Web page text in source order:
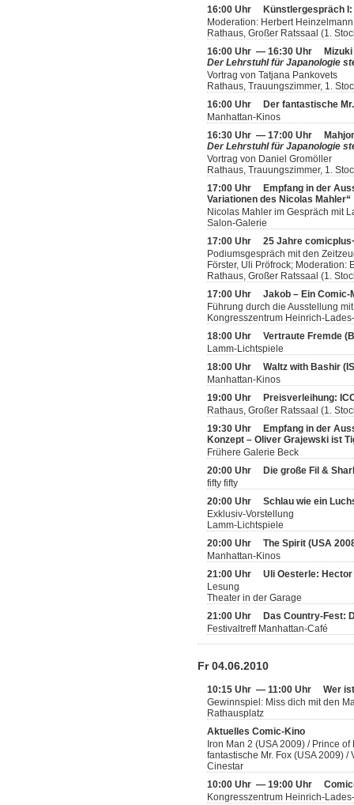
16:00 Uhr
Künstlergespräch
Moderation: Herbert Heinzelmann
Rathaus, Großer Ratssaal (1.
16:00 Uhr — 16:30 Uhr
Der Lehrstuhl für Japanologie
Vortrag von Tatjana Pankovets
Rathaus, Trauungszimmer, 1.
16:00 Uhr
Der fantastische
Manhattan-Kinos
16:30 Uhr — 17:00 Uhr
Der Lehrstuhl für Japanologie
Vortrag von Daniel Gromöller
Rathaus, Trauungszimmer, 1.
17:00 Uhr
Empfang in der
Variationen des Nicolas Mahler“
Nicolas Mahler im Gespräch mit
Salon-Galerie
17:00 Uhr 25 Jahre
Podiumsgespräch mit den
Förster, Uli Pröfrock; Moderation:
Rathaus, Großer Ratssaal (1.
17:00 Uhr Jakob – Ein Comic-
Führung durch die Ausstellung
Kongresszentrum Heinrich-
18:00 Uhr Vertraute Fremde
Lamm-Lichtspiele
18:00 Uhr Waltz with Bashir
Manhattan-Kinos
19:00 Uhr
Preisverleihung:
Rathaus, Großer Ratssaal (1.
19:30 Uhr
Empfang in der
Konzept – Oliver Grajewski ist
Frühere Galerie Beck
20:00 Uhr
Die große Fil &
fifty fifty
20:00 Uhr Schlau wie ein
Exklusiv-Vorstellung
Lamm-Lichtspiele
20:00 Uhr The Spirit (USA
Manhattan-Kinos
21:00 Uhr Uli Oesterle:
Lesung
Theater in der Garage
21:00 Uhr
Das Country-Fest:
Festivaltreff Manhattan-Café
Fr 04.06.2010
10:15 Uhr — 11:00 Uhr Wer
Gewinnspiel: Miss dich mit den
Rathausplatz
Aktuelles Comic-Kino
Iron Man 2 (USA 2009) / Prince
fantastische Mr. Fox (USA 2009)
Cinestar
10:00 Uhr — 19:00 Uhr
Kongresszentrum Heinrich-